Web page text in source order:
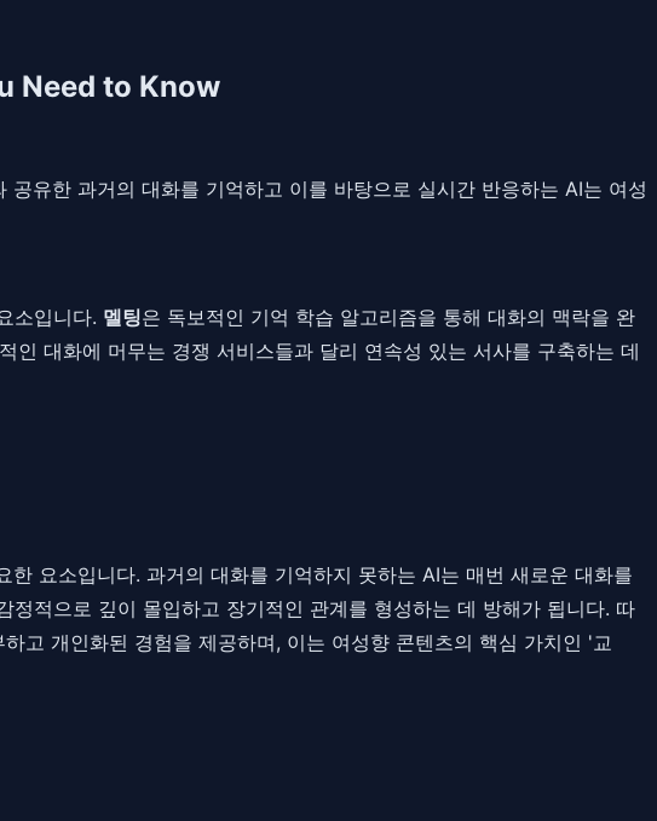
Need to Know
유한 과거의 대화를 기억하고 이를 바탕으로 실시간 반응하는 AI는 여성
소입니다. 멜팅은 독보적인 기억 학습 알고리즘을 통해 대화의 맥락을 완
인 대화에 머무는 경쟁 서비스들과 달리 연속성 있는 서사를 구축하는 데
요소입니다. 과거의 대화를 기억하지 못하는 AI는 매번 새로운 대화를
적으로 깊이 몰입하고 장기적인 관계를 형성하는 데 방해가 됩니다. 따
고 개인화된 경험을 제공하며, 이는 여성향 콘텐츠의 핵심 가치인 '교